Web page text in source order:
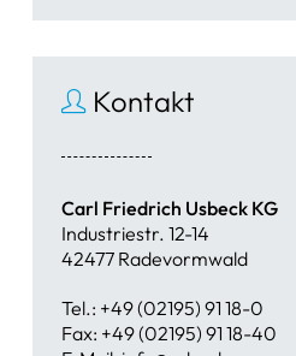
Kontakt
Carl Friedrich Usbeck KG
Industriestr. 12-14
42477 Radevormwald
Tel.: +49 (02195) 91 18-0
Fax: +49 (02195) 91 18-40